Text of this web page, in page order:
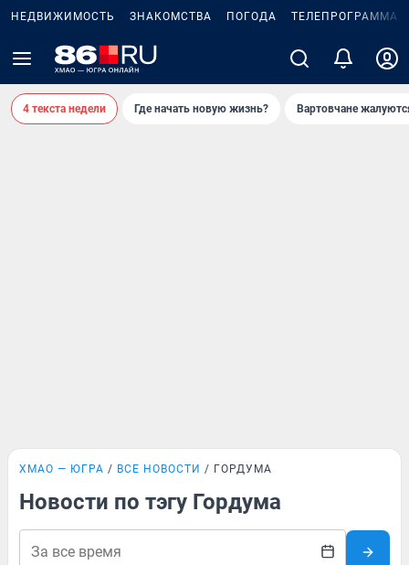
НЕДВИЖИМОСТЬ ЗНАКОМСТВА ПОГОДА ТЕЛЕПРОГРАММА
4 текста недели Где начать новую жизнь? Вартовчане
ХМАО — ЮГРА ВСЕ НОВОСТИ ГОРДУМА
Новости по тэгу Гордума